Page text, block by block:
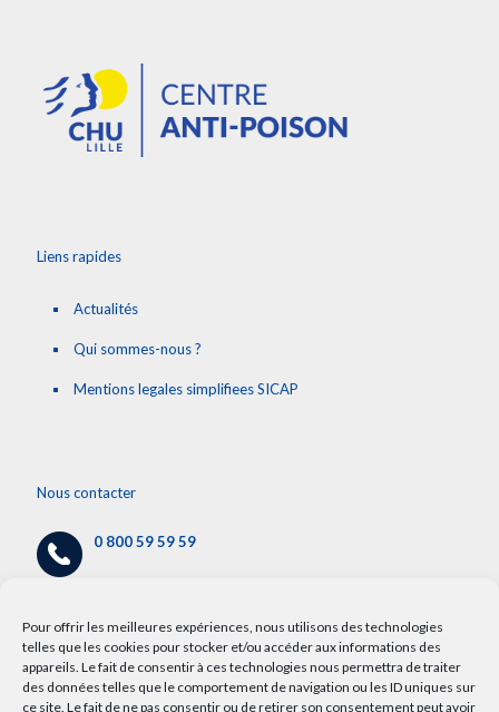
Pour offrir les meilleures expériences, nous utilisons des technologies
telles que les cookies pour stocker et/ou accéder aux informations des
appareils. Le fait de consentir à ces technologies nous permettra de traiter
des données telles que le comportement de navigation ou les ID uniques sur
ce site. Le fait de ne pas consentir ou de retirer son consentement peut avoir
Liens rapides
Actualités
Qui sommes-nous ?
Mentions legales simplifiees SICAP
Nous contacter
0 800 59 59 59
5 avenue Oscar Lambret,
59000 Lille